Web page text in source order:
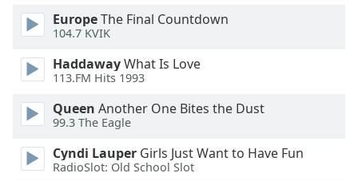
Opacity
Caption
Area
Color
EuropeThe Final Countdown
104.7 KVIK
HaddawayWhat Is Love
113.FM Hits 1993
Queen Another One Bites the Dust
99.3 The Eagle
Cyndi Lauper Girls Just Want to Have Fun
RadioSlot: Old School Slot